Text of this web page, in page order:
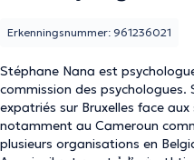
Stéphane Nana est
commission des
expatriés sur Bruxelles face
notamment au Cameroun
plusieurs organisations en
Erkenningsnummer: 961236021